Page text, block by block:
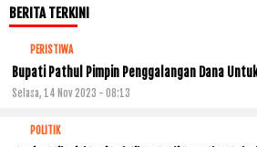
BERITA TERKINI
PERISTIWA
Bupati Pathul Pimpin Penggalangan Dana
Selasa, 14 Nov 2023 - 08:13
POLITIK